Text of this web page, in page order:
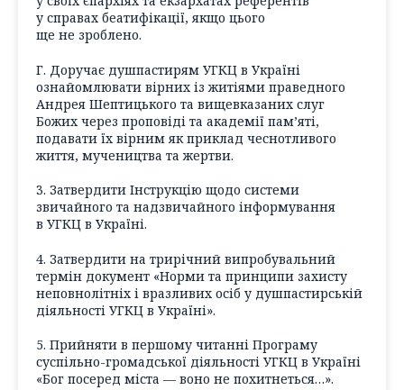
у справах беатифікації, якщо цього
ще не зроблено.
Г. Доручає душпастирям УГКЦ в Україні
ознайомлювати вірних із житіями праведного
Андрея Шептицького та вищевказаних слуг
Божих через проповіді та академії пам’яті,
подавати їх вірним як приклад чеснотливого
життя, мучеництва та жертви.
3. Затвердити Інструкцію щодо системи
звичайного та надзвичайного інформування
в УГКЦ в Україні.
4. Затвердити на трирічний випробувальний
термін документ «Норми та принципи захисту
неповнолітніх і вразливих осіб у душпастирській
діяльності УГКЦ в Україні».
5. Прийняти в першому читанні Програму
суспільно-громадської діяльності УГКЦ в Україні
«Бог посеред міста — воно не похитнеться…».